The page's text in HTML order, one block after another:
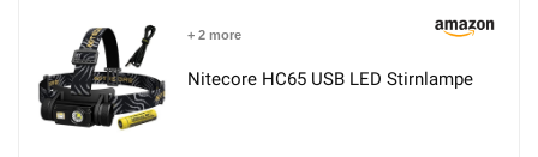
+ 2 more
Nitecore HC65 USB LED Stirnlampe